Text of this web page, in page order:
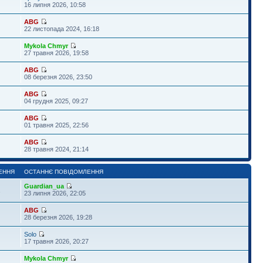
16 липня 2026, 10:58
ABG
22 листопада 2024, 16:18
Mykola Chmyr
27 травня 2026, 19:58
ABG
08 березня 2026, 23:50
ABG
04 грудня 2025, 09:27
ABG
01 травня 2025, 22:56
ABG
28 травня 2024, 21:14
ОСТАННЄ ПОВІДОМЛЕННЯ
Guardian_ua
23 липня 2026, 22:05
ABG
28 березня 2026, 19:28
Solo
17 травня 2026, 20:27
Mykola Chmyr